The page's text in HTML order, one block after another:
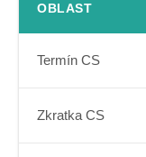
OBLAST
Termín CS
Zkratka CS